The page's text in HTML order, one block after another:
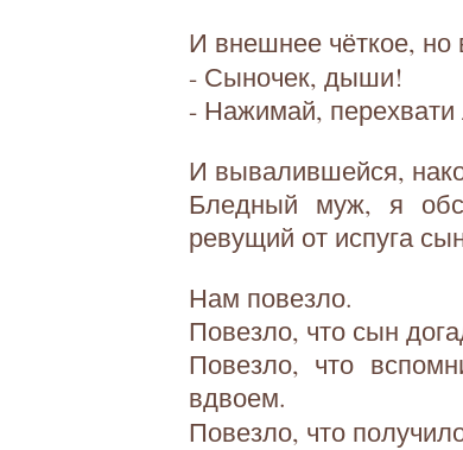
И внешнее чёткое, но
- Сыночек, дыши!
- Нажимай,
И вывалившейся,
Бледный муж, я
ревущий от испуга
Нам повезло.
Повезло, что сын
Повезло, что
вдвоем.
Повезло, что